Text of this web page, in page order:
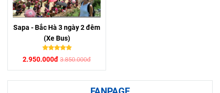
Sapa - Bắc Hà 3 ngày 2 đêm
(Xe Bus)
2.950.000đ 3.850.000đ